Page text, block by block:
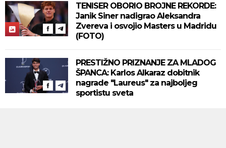
TENISER OBORIO BROJNE REKORDE:
Janik Siner nadigrao Aleksandra
Zvereva i osvojio Masters u Madridu
(FOTO)
PRESTIŽNO PRIZNANJE ZA MLADOG
ŠPANCA: Karlos Alkaraz dobitnik
nagrade "Laureus" za najboljeg
sportistu sveta